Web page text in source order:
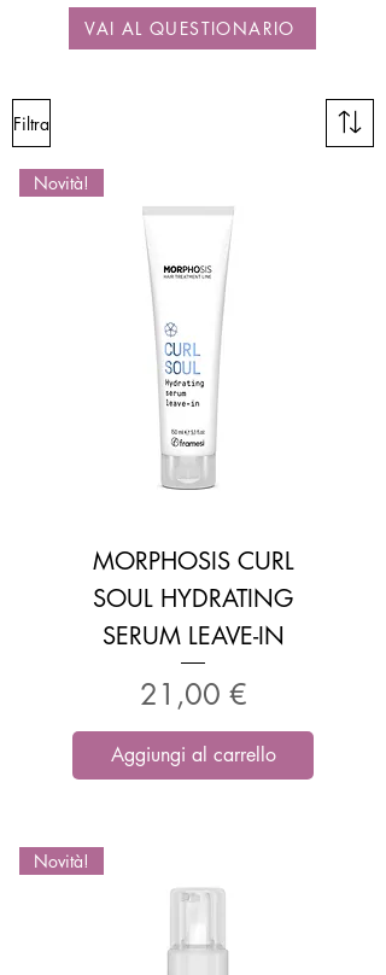
VAI AL QUESTIONARIO
Filtra
Novità!
MORPHOSIS CURL
SOUL HYDRATING
SERUM LEAVE-IN
Prezzo
21,00 €
Aggiungi al carrello
Novità!